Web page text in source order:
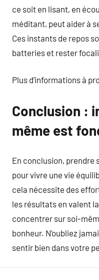
ce soit en lisant, en
méditant, peut aider à
Ces instants de repos
batteries et rester
Plus d’informations à
Conclusion :
même est
En conclusion, prendre
pour vivre une vie
cela nécessite des
les résultats en valent
concentrer sur soi-
bonheur. N’oubliez
sentir bien dans votre